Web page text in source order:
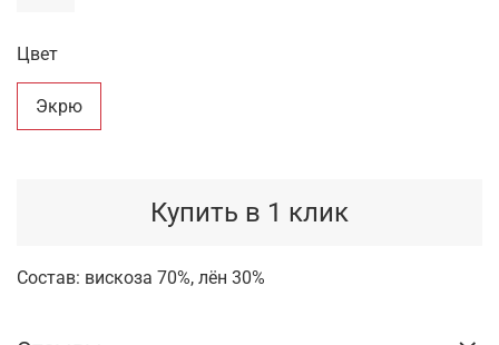
Купить в 1 клик
Цвет
Экрю
Состав: вискоза 70%, лён 30%